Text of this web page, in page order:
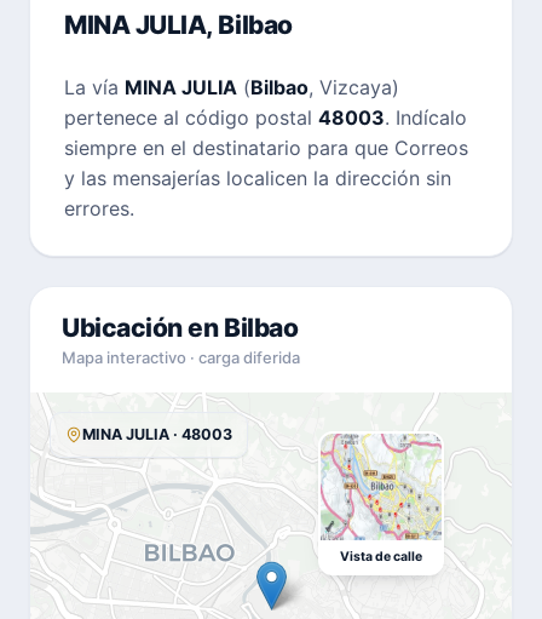
MINA JULIA, Bilbao
La vía MINA JULIA (Bilbao, Vizcaya)
pertenece al código postal 48003. Indícalo
siempre en el destinatario para que Correos
y las mensajerías localicen la dirección sin
errores.
Ubicación en Bilbao
Mapa interactivo · carga diferida
MINA JULIA · 48003
Vista de calle